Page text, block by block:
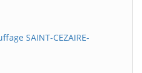
SAINT-CEZAIRE-